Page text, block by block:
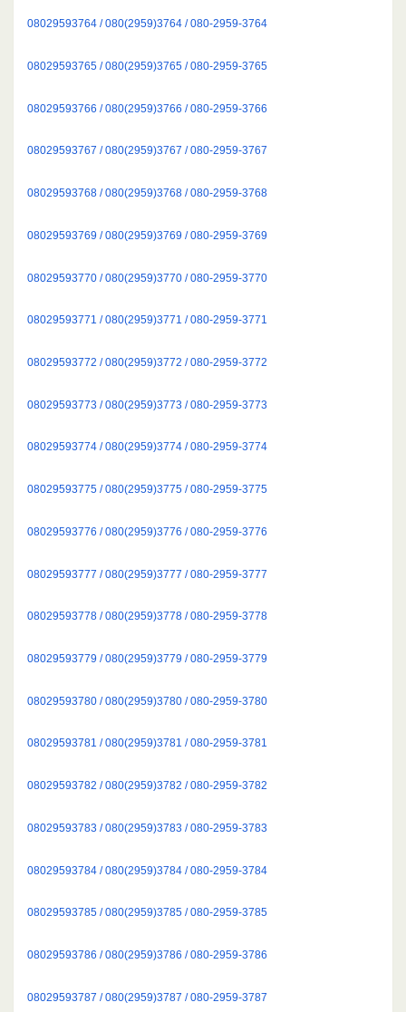
08029593764 / 080(2959)3764 / 080-2959-3764
08029593765 / 080(2959)3765 / 080-2959-3765
08029593766 / 080(2959)3766 / 080-2959-3766
08029593767 / 080(2959)3767 / 080-2959-3767
08029593768 / 080(2959)3768 / 080-2959-3768
08029593769 / 080(2959)3769 / 080-2959-3769
08029593770 / 080(2959)3770 / 080-2959-3770
08029593771 / 080(2959)3771 / 080-2959-3771
08029593772 / 080(2959)3772 / 080-2959-3772
08029593773 / 080(2959)3773 / 080-2959-3773
08029593774 / 080(2959)3774 / 080-2959-3774
08029593775 / 080(2959)3775 / 080-2959-3775
08029593776 / 080(2959)3776 / 080-2959-3776
08029593777 / 080(2959)3777 / 080-2959-3777
08029593778 / 080(2959)3778 / 080-2959-3778
08029593779 / 080(2959)3779 / 080-2959-3779
08029593780 / 080(2959)3780 / 080-2959-3780
08029593781 / 080(2959)3781 / 080-2959-3781
08029593782 / 080(2959)3782 / 080-2959-3782
08029593783 / 080(2959)3783 / 080-2959-3783
08029593784 / 080(2959)3784 / 080-2959-3784
08029593785 / 080(2959)3785 / 080-2959-3785
08029593786 / 080(2959)3786 / 080-2959-3786
08029593787 / 080(2959)3787 / 080-2959-3787